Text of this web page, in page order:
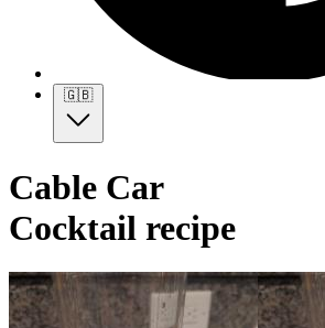
🇬🇧
Cable Car
Cocktail recipe